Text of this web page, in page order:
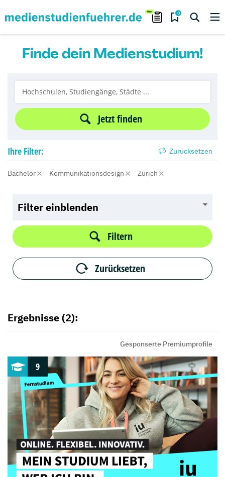
0
Finde dein Medienstudium!
Jetzt finden
Ihre Filter: Zurücksetzen
Bachelor Kommunikationsdesign Zürich
Filter einblenden
Filtern
Zurücksetzen
Ergebnisse (2):
Gesponserte Premiumprofile
9